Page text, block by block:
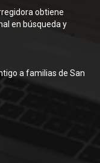
obtiene
en búsqueda y
a familias de San